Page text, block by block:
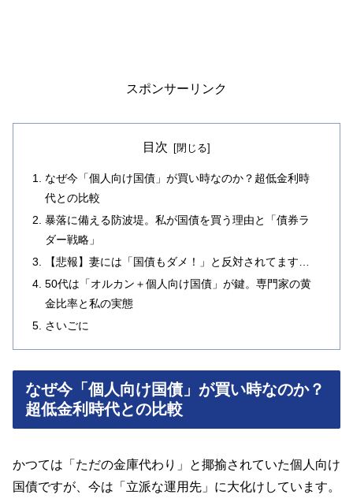
スポンサーリンク
目次
なぜ今「個人向け国債」が買い時なのか？超低金利時
代との比較
暴落に備える防波堤。私が国債を買う理由と「債券ラ
ダー戦略」
【悲報】妻には「国債もダメ！」と反対されてます…
50代は「オルカン＋個人向け国債」が鍵。専門家の黄
金比率と私の実態
さいごに
なぜ今「個人向け国債」が買い時なのか？
超低金利時代との比較
かつては「ただの金庫代わり」と揶揄されていた個人向け
国債ですが、今は「立派な運用先」に大化けしています。